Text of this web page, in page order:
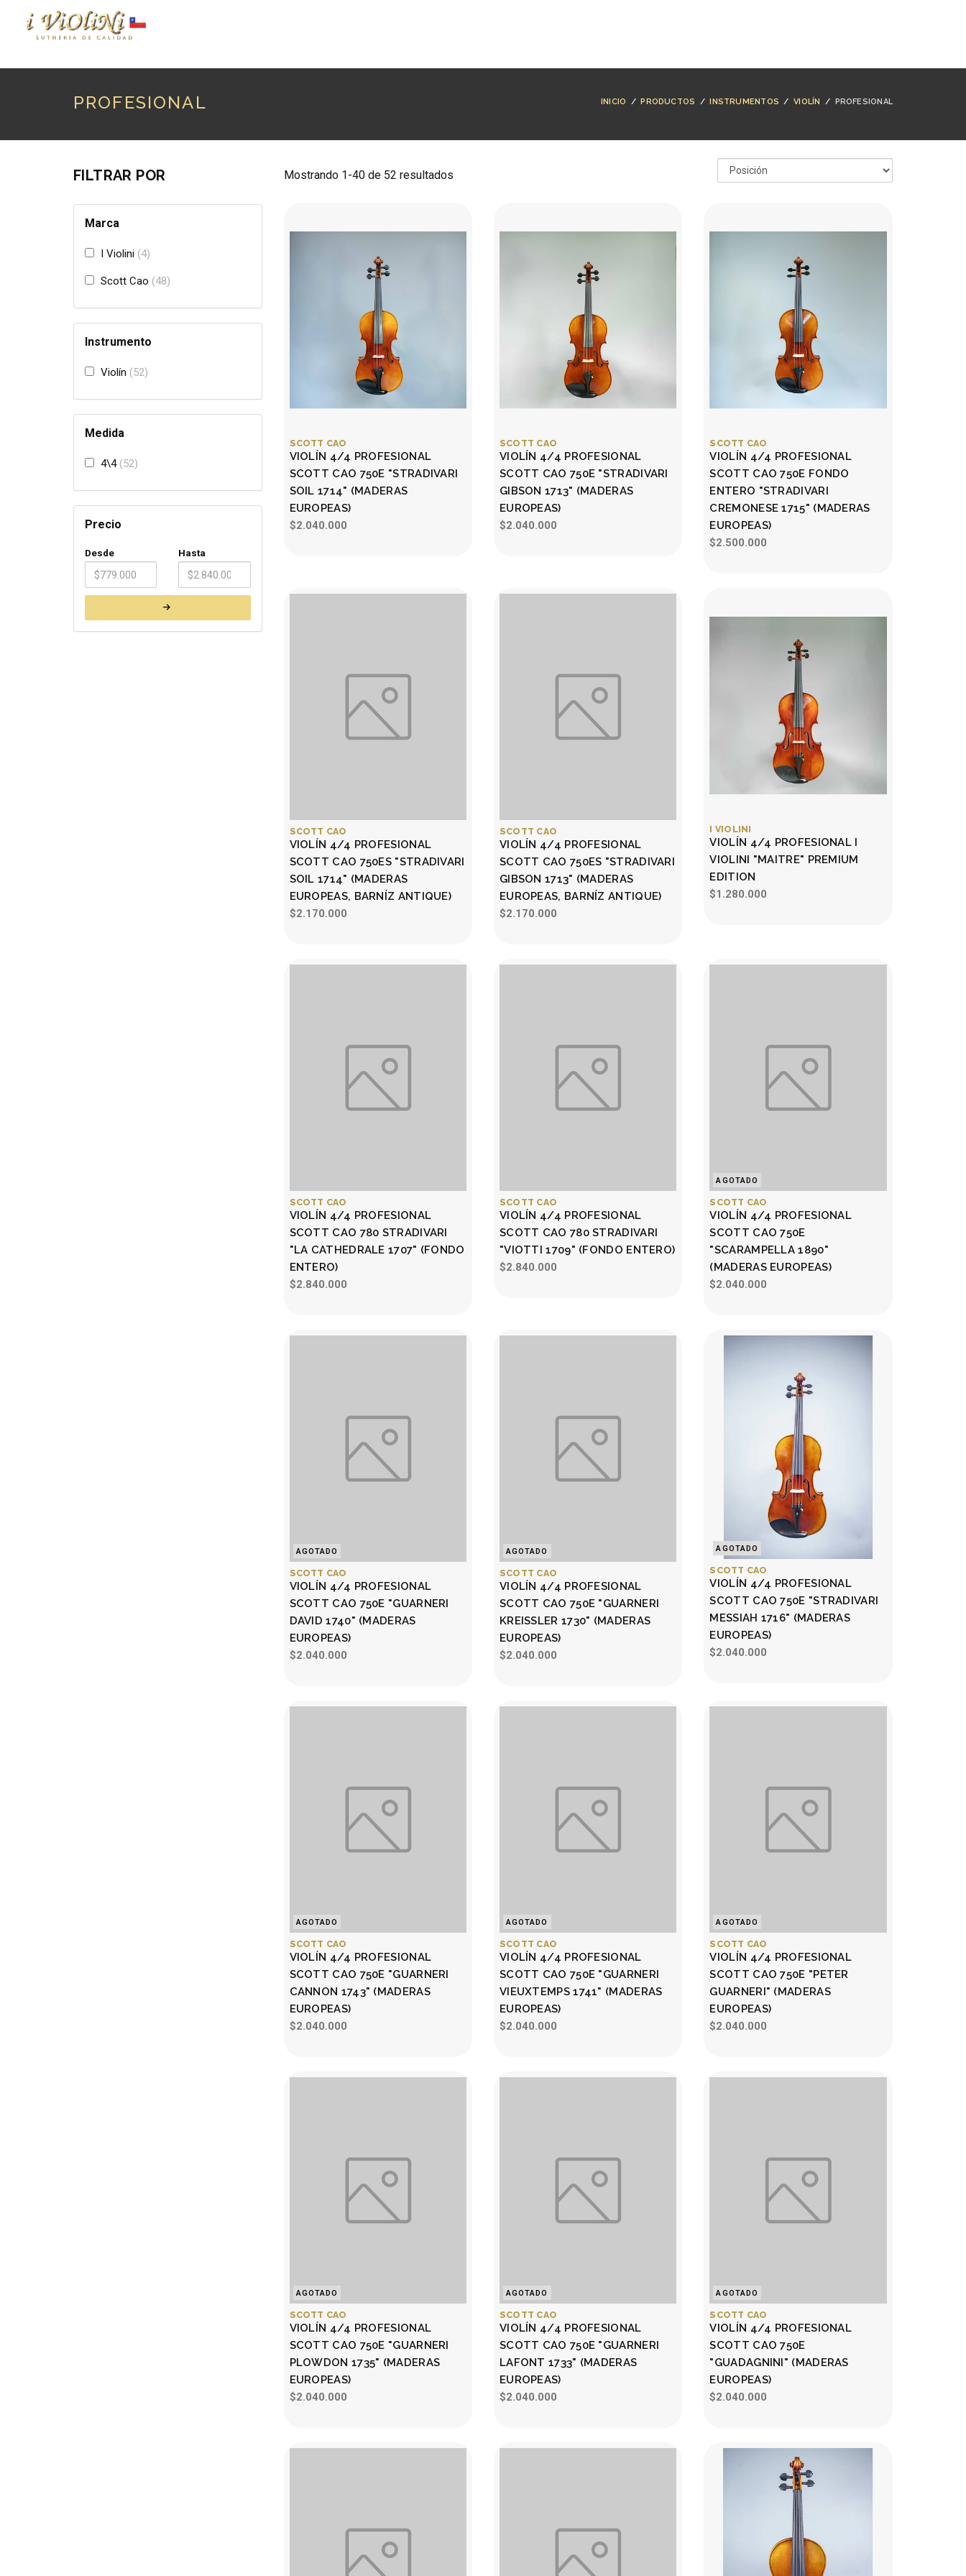
PROFESIONAL INICIO /PRODUCTOS /INSTRUMENTOS /VIOLÍN / PROFESIONAL
FILTRAR POR
Marca
I Violini 4
Scott Cao 48
Instrumento
Violín 52
Medida
4\4 52
Precio
Desde Hasta
Mostrando 1-40 de 52 resultados
SCOTT CAO
VIOLÍN 4/4 PROFESIONAL
SCOTT CAO 750E "STRADIVARI
SOIL 1714" (MADERAS
EUROPEAS)
$2.040.000
SCOTT CAO
VIOLÍN 4/4 PROFESIONAL
SCOTT CAO 750E "STRADIVARI
GIBSON 1713" (MADERAS
EUROPEAS)
$2.040.000
SCOTT CAO
VIOLÍN 4/4 PROFESIONAL
SCOTT CAO 750E FONDO
ENTERO "STRADIVARI
CREMONESE 1715" (MADERAS
EUROPEAS)
$2.500.000
SCOTT CAO
VIOLÍN 4/4 PROFESIONAL
SCOTT CAO 750ES "STRADIVARI
SOIL 1714" (MADERAS
EUROPEAS, BARNÍZ ANTIQUE)
$2.170.000
SCOTT CAO
VIOLÍN 4/4 PROFESIONAL
SCOTT CAO 750ES "STRADIVARI
GIBSON 1713" (MADERAS
EUROPEAS, BARNÍZ ANTIQUE)
$2.170.000
I VIOLINI
VIOLÍN 4/4 PROFESIONAL I
VIOLINI "MAITRE" PREMIUM
EDITION
$1.280.000
SCOTT CAO
VIOLÍN 4/4 PROFESIONAL
SCOTT CAO 780 STRADIVARI
"LA CATHEDRALE 1707" (FONDO
ENTERO)
$2.840.000
SCOTT CAO
VIOLÍN 4/4 PROFESIONAL
SCOTT CAO 780 STRADIVARI
"VIOTTI 1709" (FONDO ENTERO)
$2.840.000
AGOTADO
SCOTT CAO
VIOLÍN 4/4 PROFESIONAL
SCOTT CAO 750E
"SCARAMPELLA 1890"
(MADERAS EUROPEAS)
$2.040.000
AGOTADO
SCOTT CAO
VIOLÍN 4/4 PROFESIONAL
SCOTT CAO 750E "GUARNERI
DAVID 1740" (MADERAS
EUROPEAS)
$2.040.000
AGOTADO
SCOTT CAO
VIOLÍN 4/4 PROFESIONAL
SCOTT CAO 750E "GUARNERI
KREISSLER 1730" (MADERAS
EUROPEAS)
$2.040.000
AGOTADO
SCOTT CAO
VIOLÍN 4/4 PROFESIONAL
SCOTT CAO 750E "STRADIVARI
MESSIAH 1716" (MADERAS
EUROPEAS)
$2.040.000
AGOTADO
SCOTT CAO
VIOLÍN 4/4 PROFESIONAL
SCOTT CAO 750E "GUARNERI
CANNON 1743" (MADERAS
EUROPEAS)
$2.040.000
AGOTADO
SCOTT CAO
VIOLÍN 4/4 PROFESIONAL
SCOTT CAO 750E "GUARNERI
VIEUXTEMPS 1741" (MADERAS
EUROPEAS)
$2.040.000
AGOTADO
SCOTT CAO
VIOLÍN 4/4 PROFESIONAL
SCOTT CAO 750E "PETER
GUARNERI" (MADERAS
EUROPEAS)
$2.040.000
AGOTADO
SCOTT CAO
VIOLÍN 4/4 PROFESIONAL
SCOTT CAO 750E "GUARNERI
PLOWDON 1735" (MADERAS
EUROPEAS)
$2.040.000
AGOTADO
SCOTT CAO
VIOLÍN 4/4 PROFESIONAL
SCOTT CAO 750E "GUARNERI
LAFONT 1733" (MADERAS
EUROPEAS)
$2.040.000
AGOTADO
SCOTT CAO
VIOLÍN 4/4 PROFESIONAL
SCOTT CAO 750E
"GUADAGNINI" (MADERAS
EUROPEAS)
$2.040.000